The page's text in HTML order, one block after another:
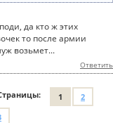
да кто ж этих
то после армии
возьмет...
Ответить
1
2